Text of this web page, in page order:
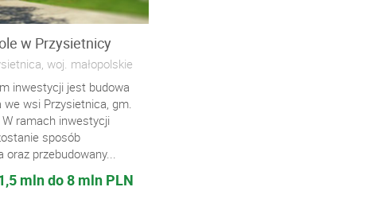
w Przysietnicy
woj. małopolskie
inwestycji jest budowa
we wsi Przysietnica, gm.
ramach inwestycji
sposób
oraz przebudowany...
mln do 8 mln PLN